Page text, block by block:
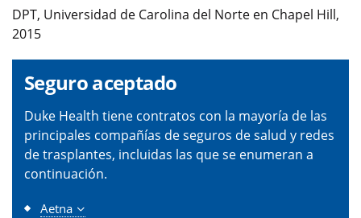
DPT, Universidad de Carolina del Norte en Chapel Hill,
2015
Seguro aceptado
Duke Health tiene contratos con la mayoría de las
principales compañías de seguros de salud y redes
de trasplantes, incluidas las que se enumeran a
continuación.
Aetna